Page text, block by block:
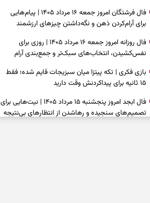
فال فرشتگان امروز جمعه ۱۶ مرداد ۱۴۰۵ | پیام‌هایی
برای آرام‌کردن ذهن و نگه‌داشتن چیزهای ارزشمند
فال روزانه امروز جمعه ۱۶ مرداد ۱۴۰۵ | روزی برای
نفس‌کشیدن، انتخاب‌های سبک‌تر و جمع‌بندی آرام
بازی فکری | تکه پیتزا میان سبزیجات قایم شده؛ فقط
۱۵ ثانیه برای پیداکردنش وقت دارید
فال ابجد امروز پنجشنبه ۱۵ مرداد ۱۴۰۵ | نیت‌هایی برای
تصمیم‌های سنجیده و رهاشدن از انتظارهای بی‌نتیجه